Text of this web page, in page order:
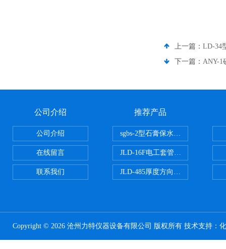
上一篇： LD-34
下一篇： ANY-1
公司介绍
公司介绍
在线留言
联系我们
推荐产品
sgbs-2型石膏保水率测定仪粉刷
JLD-16F电工套管恒温水浴管材
JLD-485厚度方向性钢板拉伸试验
Copyright © 2026 沧州力特仪器设备有限公司 版权所有 技术支持：